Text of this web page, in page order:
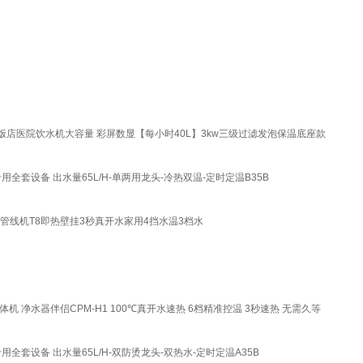
医院饮水机大容量 彩屏数显【每小时40L】3kw三级过滤发泡保温底座款
全套设备 出水量65L/H-单两用龙头-冷热双温-定时定温B35B
线机T8即热壁挂3秒真开水家用4挡水温3档水
机 净水器伴侣CPM-H1 100℃真开水速热 6档精准控温 3秒速热 无需久等
全套设备 出水量65L/H-双防烫龙头-双热水-定时定温A35B